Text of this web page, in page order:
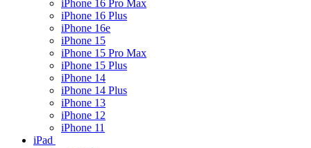
iPhone 16 Pro Max
iPhone 16 Plus
iPhone 16e
iPhone 15
iPhone 15 Pro Max
iPhone 15 Plus
iPhone 14
iPhone 14 Plus
iPhone 13
iPhone 12
iPhone 11
iPad